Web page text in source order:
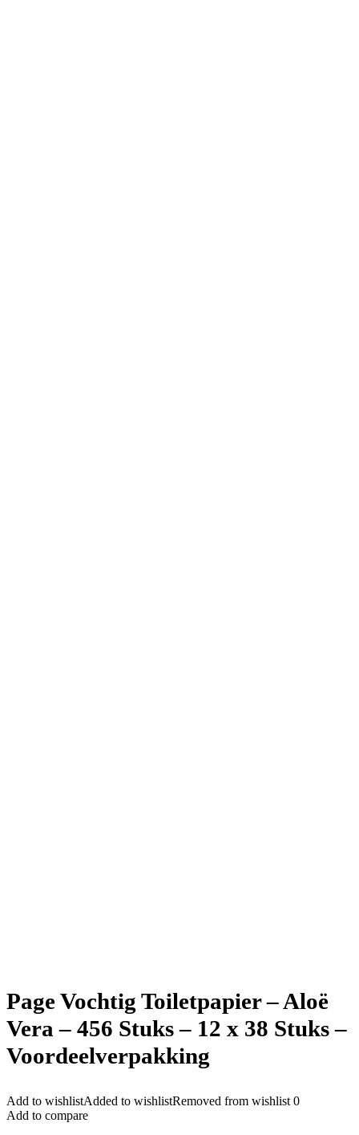
Page Vochtig Toiletpapier – Aloë
Vera – 456 Stuks – 12 x 38 Stuks –
Voordeelverpakking
Add to wishlistAdded to wishlistRemoved from wishlist 0
Add to compare